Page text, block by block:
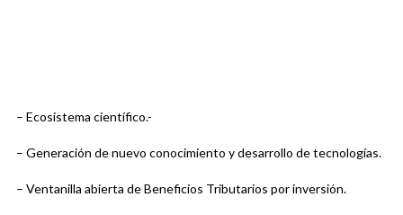
– Ecosistema científico.-
– Generación de nuevo conocimiento y desarrollo de tecnologías.
– Ventanilla abierta de Beneficios Tributarios por inversión.